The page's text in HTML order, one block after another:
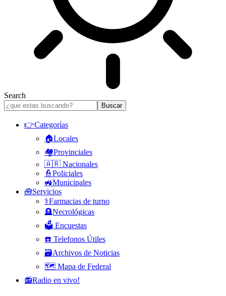
Search
👉Categorías
🏠Locales
🏘️Provinciales
🇦🇷 Nacionales
👮Policiales
🚜Municipales
🧰Servicios
⚕️Farmacias de turno
🪦Necrológicas
🗳️ Encuestas
☎️ Telefonos Útiles
🗃️Archivos de Noticias
🗺️ Mapa de Federal
📻Radio en vivo!